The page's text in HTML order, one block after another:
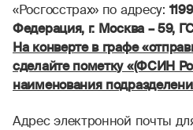
«Росгосстрах» по адресу:
Федерация, г. Москва – 59,
На конверте в графе
сделайте пометку «(ФСИН
наименования
Адрес электронной почты